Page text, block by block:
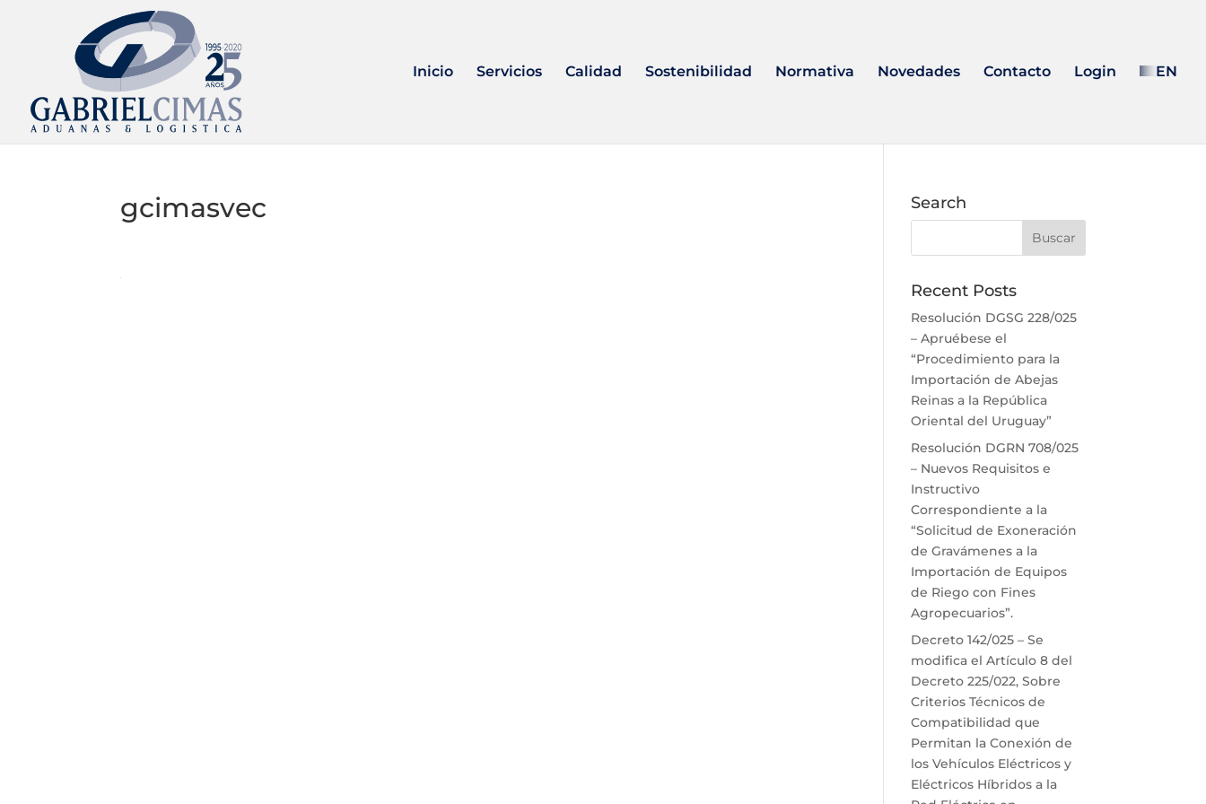
Inicio Servicios Calidad Sostenibilidad Normativa Novedades Contacto Login EN
gcimasvec Search
Recent Posts
Resolución DGSG 228/025
– Apruébese el
“Procedimiento para la
Importación de Abejas
Reinas a la República
Oriental del Uruguay”
Resolución DGRN 708/025
– Nuevos Requisitos e
Instructivo
Correspondiente a la
“Solicitud de Exoneración
de Gravámenes a la
Importación de Equipos
de Riego con Fines
Agropecuarios”.
Decreto 142/025 – Se
modifica el Artículo 8 del
Decreto 225/022, Sobre
Criterios Técnicos de
Compatibilidad que
Permitan la Conexión de
los Vehículos Eléctricos y
Eléctricos Híbridos a la